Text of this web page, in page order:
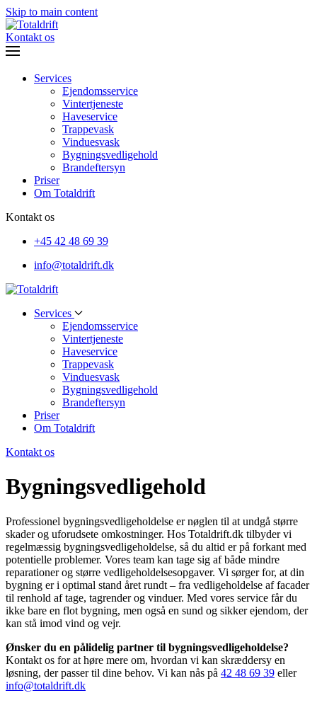
Skip to main content
Kontakt os
Services
Ejendomsservice
Vintertjeneste
Haveservice
Trappevask
Vinduesvask
Bygningsvedligehold
Brandeftersyn
Priser
Om Totaldrift
Kontakt os
+45 42 48 69 39
info@totaldrift.dk
Services
Ejendomsservice
Vintertjeneste
Haveservice
Trappevask
Vinduesvask
Bygningsvedligehold
Brandeftersyn
Priser
Om Totaldrift
Kontakt os
Bygningsvedligehold
Professionel bygningsvedligeholdelse er nøglen til at undgå større
skader og uforudsete omkostninger. Hos Totaldrift.dk tilbyder vi
regelmæssig bygningsvedligeholdelse, så du altid er på forkant med
potentielle problemer. Vores team kan tage sig af både mindre
reparationer og større vedligeholdelsesopgaver. Vi sørger for, at din
bygning er i optimal stand året rundt – fra vedligeholdelse af facader
til renhold af tage, tagrender og vinduer. Med vores service får du
ikke bare en flot bygning, men også en sund og sikker ejendom, der
kan stå imod vind og vejr.
Ønsker du en pålidelig partner til bygningsvedligeholdelse?
Kontakt os for at høre mere om, hvordan vi kan skræddersy en
løsning, der passer til dine behov. Vi kan nås på 42 48 69 39 eller
info@totaldrift.dk